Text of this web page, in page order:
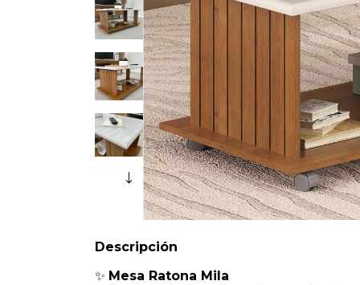
Descripción
✨ Mesa Ratona Mila